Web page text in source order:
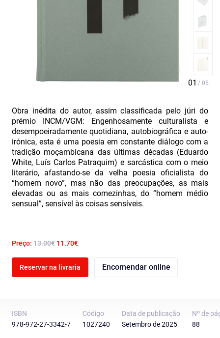
Obra inédita do autor, assim classificada pelo júri do
prémio INCM/VGM: Engenhosamente culturalista e
desempoeiradamente quotidiana, autobiográfica e auto-
irónica, esta é uma poesia em constante diálogo com a
tradição moçambicana das últimas décadas (Eduardo
White, Luís Carlos Patraquim) e sarcástica com o meio
literário, afastando-se da velha poesia oficialista do
“homem novo”, mas não das preocupações, as mais
elevadas ou as mais comezinhas, do “homem médio
sensual”, sensível às coisas sensíveis.
Preço: 13.00€ 11.70€
Reservar na livraria Encomendar online
ISBN
978-972-27-3342-7
Código
1027240
Data de publicação
Setembro de 2025
Nº de
88